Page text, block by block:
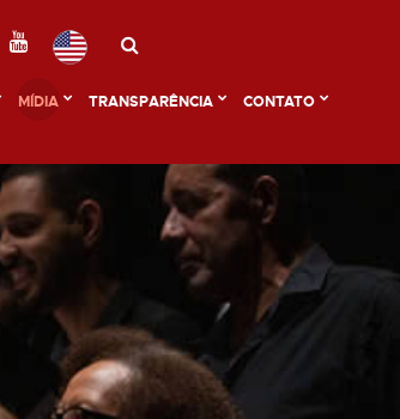
MÍDIA TRANSPARÊNCIA CONTATO